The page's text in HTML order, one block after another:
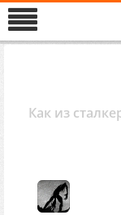
Как из